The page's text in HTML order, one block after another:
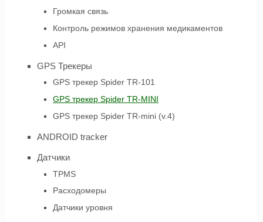
Громкая связь
Контроль режимов хранения медикаментов
API
GPS Трекеры
GPS трекер Spider TR-101
GPS трекер Spider TR-MINI
GPS трекер Spider TR-mini (v.4)
ANDROID tracker
Датчики
TPMS
Расходомеры
Датчики уровня